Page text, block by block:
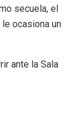
secuela, el
ocasiona un
ante la Sala